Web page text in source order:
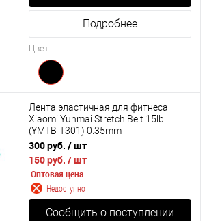
Подробнее
Цвет
Лента эластичная для фитнеса
Xiaomi Yunmai Stretch Belt 15lb
(YMTB-T301) 0.35mm
300 руб. / шт
150 руб. / шт
Оптовая цена
Недоступно
Сообщить о поступлении